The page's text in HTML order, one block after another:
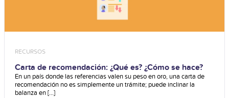
RECURSOS
Carta de recomendación: ¿Qué es? ¿Cómo se hace?
En un país donde las referencias valen su peso en oro, una carta de
recomendación no es simplemente un trámite; puede inclinar la
balanza en [...]